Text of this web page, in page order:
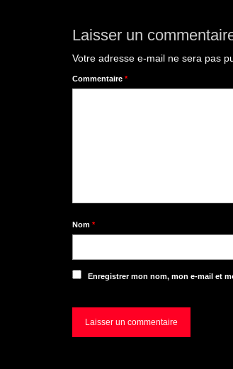
Laisser un
Votre adresse e-mail ne sera pas
Commentaire *
Nom *
Enregistrer mon nom, mon e-mail et